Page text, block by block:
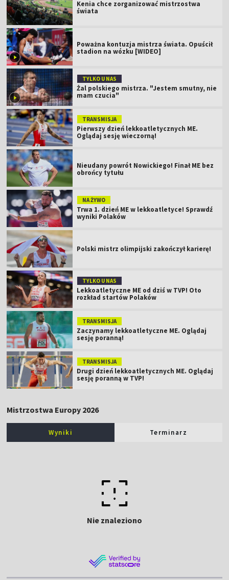
Kenia chce zorganizować mistrzostwa
świata
Poważna kontuzja mistrza świata. Opuścił
stadion na wózku [WIDEO]
TYLKO U NAS
Żal polskiego mistrza. "Jestem smutny, nie
mam czucia"
TRANSMISJA
Pierwszy dzień lekkoatletycznych ME.
Oglądaj sesję wieczorną!
Nieudany powrót Nowickiego! Finał ME bez
obrońcy tytułu
NA ŻYWO
Trwa 1. dzień ME w lekkoatletyce! Sprawdź
wyniki Polaków
Polski mistrz olimpijski zakończył karierę!
TYLKO U NAS
Lekkoatletyczne ME od dziś w TVP! Oto
rozkład startów Polaków
TRANSMISJA
Zaczynamy lekkoatletyczne ME. Oglądaj
sesję poranną!
TRANSMISJA
Drugi dzień lekkoatletycznych ME. Oglądaj
sesję poranną w TVP!
Mistrzostwa Europy 2026
Wyniki Terminarz
Nie znaleziono